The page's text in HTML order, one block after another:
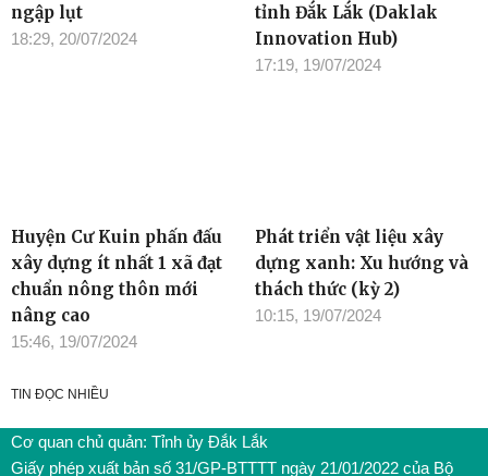
ngập lụt
18:29, 20/07/2024
tỉnh Đắk Lắk (Daklak
Innovation Hub)
17:19, 19/07/2024
Huyện Cư Kuin phấn đấu
xây dựng ít nhất 1 xã đạt
chuẩn nông thôn mới
nâng cao
15:46, 19/07/2024
Phát triển vật liệu xây
dựng xanh: Xu hướng và
thách thức (kỳ 2)
10:15, 19/07/2024
TIN ĐỌC NHIỀU
Cơ quan chủ quản: Tỉnh ủy Đắk Lắk
Giấy phép xuất bản số 31/GP-BTTTT ngày 21/01/2022 của Bộ